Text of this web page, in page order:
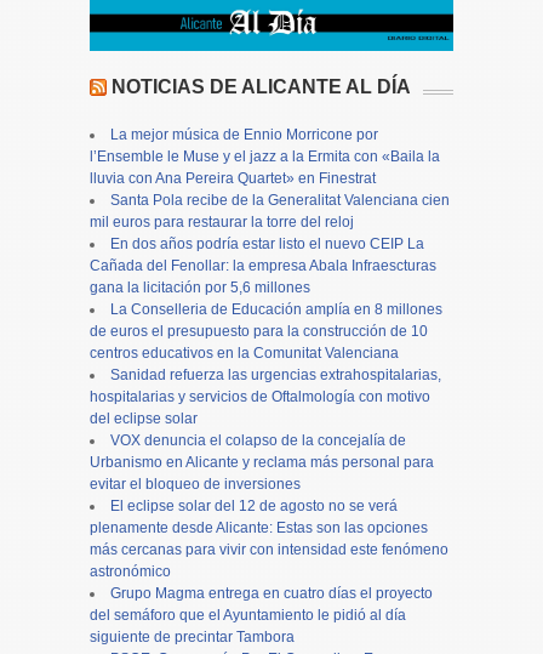
NOTICIAS DE ALICANTE AL DÍA
La mejor música de Ennio Morricone por
l’Ensemble le Muse y el jazz a la Ermita con «Baila la
lluvia con Ana Pereira Quartet» en Finestrat
Santa Pola recibe de la Generalitat Valenciana cien
mil euros para restaurar la torre del reloj
En dos años podría estar listo el nuevo CEIP La
Cañada del Fenollar: la empresa Abala Infraescturas
gana la licitación por 5,6 millones
La Conselleria de Educación amplía en 8 millones
de euros el presupuesto para la construcción de 10
centros educativos en la Comunitat Valenciana
Sanidad refuerza las urgencias extrahospitalarias,
hospitalarias y servicios de Oftalmología con motivo
del eclipse solar
VOX denuncia el colapso de la concejalía de
Urbanismo en Alicante y reclama más personal para
evitar el bloqueo de inversiones
El eclipse solar del 12 de agosto no se verá
plenamente desde Alicante: Estas son las opciones
más cercanas para vivir con intensidad este fenómeno
astronómico
Grupo Magma entrega en cuatro días el proyecto
del semáforo que el Ayuntamiento le pidió al día
siguiente de precintar Tambora